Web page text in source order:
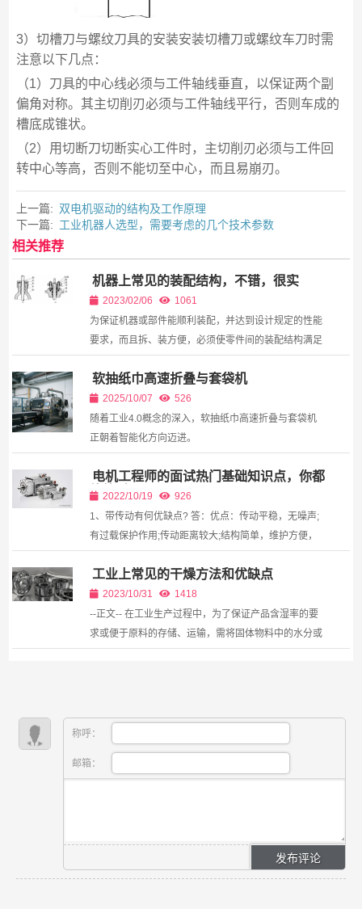
3）切槽刀与螺纹刀具的安装安装切槽刀或螺纹车刀时需
注意以下几点：
（1）刀具的中心线必须与工件轴线垂直，以保证两个副
偏角对称。其主切削刃必须与工件轴线平行，否则车成的
槽底成锥状。
（2）用切断刀切断实心工件时，主切削刃必须与工件回
转中心等高，否则不能切至中心，而且易崩刃。
上一篇: 双电机驱动的结构及工作原理
下一篇: 工业机器人选型，需要考虑的几个技术参数
相关推荐
机器上常见的装配结构，不错，很实
用！2023/02/06
1061
为保证机器或部件能顺利装配，并达到设计规定的性能
要求，而且拆、装方便，必须使零件间的装配结构满足
装配工艺要求。所以在设计绘制装配图时，应考虑合理
的装配结构工艺问题。 一、接触面的数量 1. ...
软抽纸巾高速折叠与套袋机
2025/10/07
526
随着工业4.0概念的深入，软抽纸巾高速折叠与套袋机
正朝着智能化方向迈进。
电机工程师的面试热门基础知识点，你都
能答对吗？
2022/10/19
926
1、带传动有何优缺点? 答：优点：传动平稳，无噪声;
有过载保护作用;传动距离较大;结构简单，维护方便，
成本低。 缺点：传动比不能保证;结构不够紧凑;使用寿
命短;传动效率低;不适用于高温、易燃、易爆...
工业上常见的干燥方法和优缺点
2023/10/31
1418
--正文-- 在工业生产过程中，为了保证产品含湿率的要
求或便于原料的存储、运输，需将固体物料中的水分或
其他液体去除...
称呼：
邮箱：